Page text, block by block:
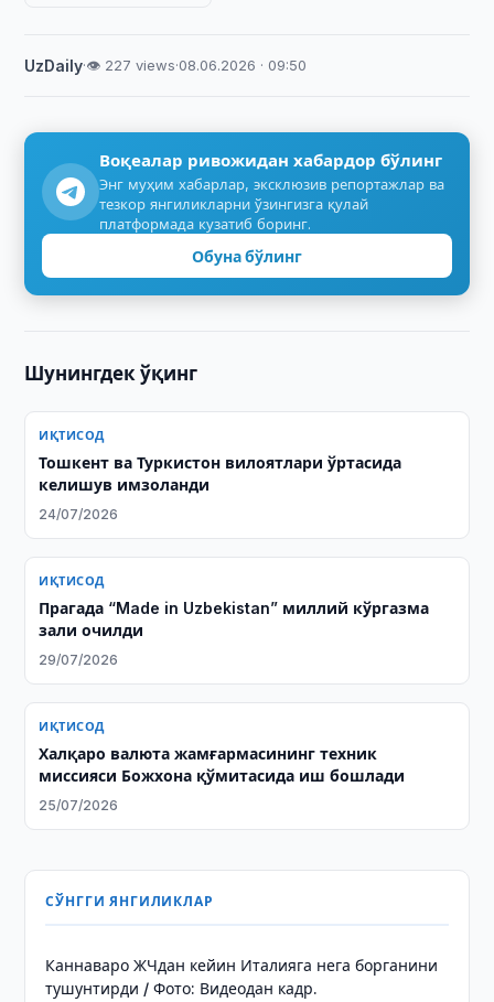
UzDaily·👁 227 views·08.06.2026 · 09:50
Воқеалар ривожидан хабардор бўлинг
Энг муҳим хабарлар, эксклюзив репортажлар ва
тезкор янгиликларни ўзингизга қулай
платформада кузатиб боринг.
Обуна бўлинг
Шунингдек ўқинг
ИҚТИСОД
Тошкент ва Туркистон вилоятлари ўртасида
келишув имзоланди
24/07/2026
ИҚТИСОД
Прагада “Made in Uzbekistan” миллий кўргазма
зали очилди
29/07/2026
ИҚТИСОД
Халқаро валюта жамғармасининг техник
миссияси Божхона қўмитасида иш бошлади
25/07/2026
СЎНГГИ ЯНГИЛИКЛАР
Каннаваро ЖЧдан кейин Италияга нега борганини
тушунтирди / Фото: Видеодан кадр.